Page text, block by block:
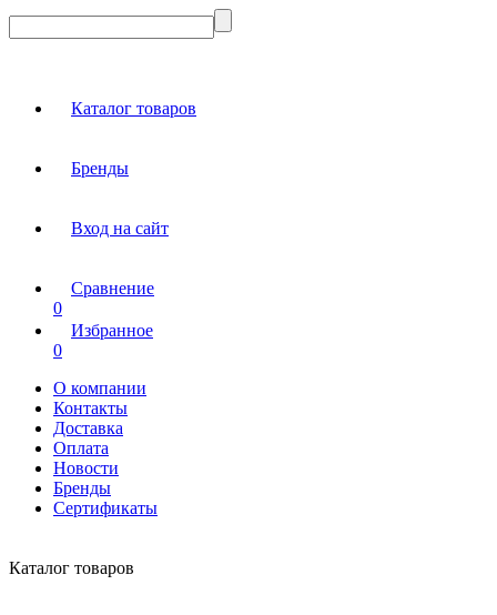
Каталог товаров
Бренды
Вход на сайт
Сравнение
0
Избранное
0
О компании
Контакты
Доставка
Оплата
Новости
Бренды
Сертификаты
Каталог товаров